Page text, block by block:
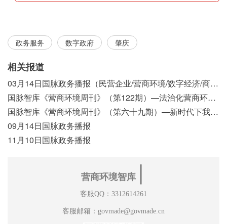
政务服务 数字政府 肇庆
相关报道
03月14日国脉政务播报（民营企业/营商环境/数字经济/商事制度改革）
国脉智库《营商环境周刊》（第122期）—法治化营商环境视域下我国行政执法公示制度浅析
国脉智库《营商环境周刊》（第六十九期）—新时代下我国营商环境标准体系构建初探
09月14日国脉政务播报
11月10日国脉政务播报
营商环境智库
客服QQ：3312614261
客服邮箱：govmade@govmade.cn